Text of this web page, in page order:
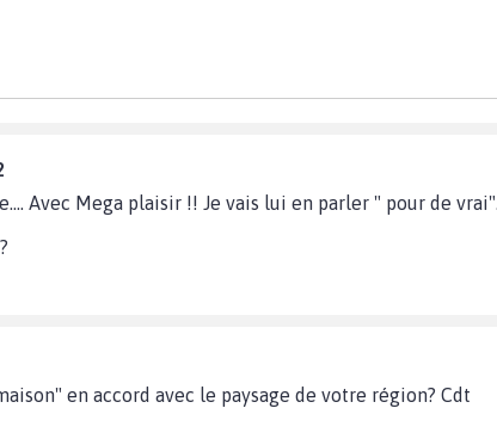
Avec Mega plaisir !! Je vais lui en parler " pour de
en accord avec le paysage de votre région? Cdt